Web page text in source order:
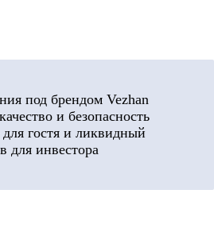
под брендом Vezhan
и безопасность
гостя и ликвидный
для инвестора